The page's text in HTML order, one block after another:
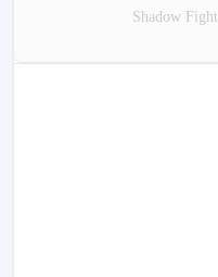
Shadow Fight